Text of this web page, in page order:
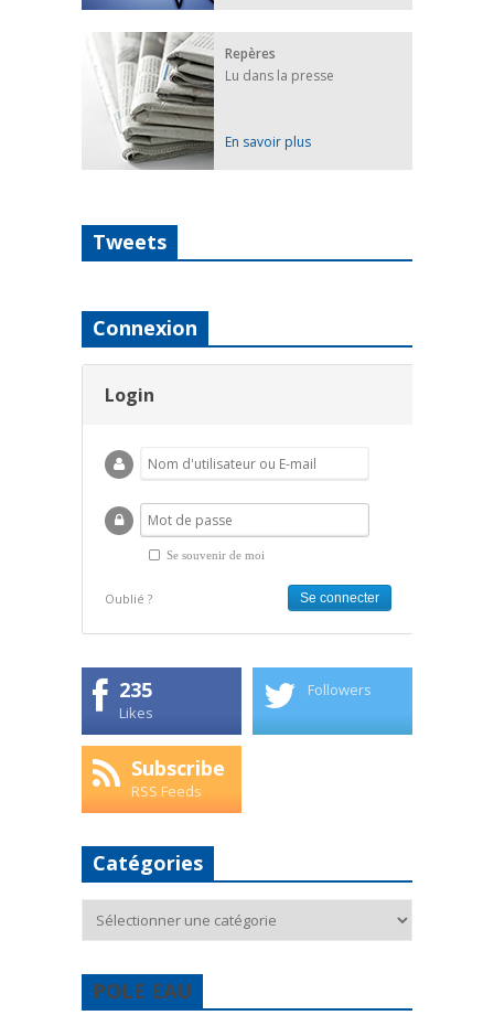
Repères
Lu dans la presse
En savoir plus
Tweets
Connexion
Login
Se souvenir de moi
Oublié ?
235
Likes
Followers
Subscribe
RSS Feeds
Catégories
POLE EAU